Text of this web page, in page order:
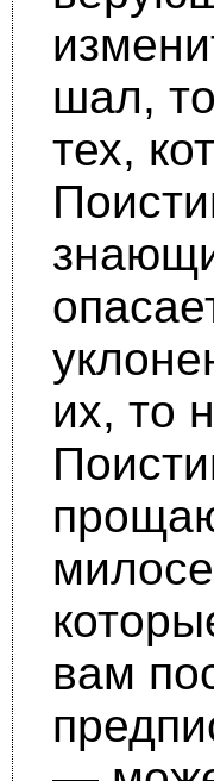
шал,
тех,
их, то
вам